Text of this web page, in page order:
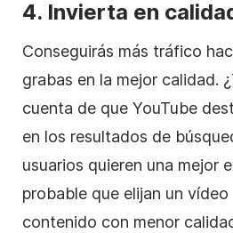
4. Invierta en
Conseguirás más tráfico
grabas en la mejor calidad.
cuenta de que YouTube
en los resultados de
usuarios quieren una mejor
probable que elijan un vídeo
contenido con menor